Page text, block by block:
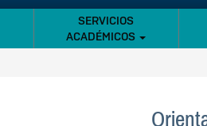
SERVICIOS
ACADÉMICOS